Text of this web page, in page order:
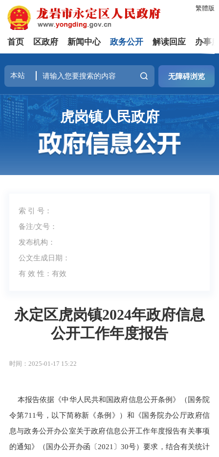
繁體版
首页 区政府 新闻中心 政务公开 解读回应 办事
无障碍浏览
<
虎岗镇人民政府
索 引 号：
备注/文号：
发布机构：
公文生成日期：
有 效 性： 有效
永定区虎岗镇2024年政府信息
公开工作年度报告
时间：2025-01-17 15:22
本报告依据《中华人民共和国政府信息公开条例》（国务院
令第711号，以下简称新《条例》）和《国务院办公厅政府信
息与政务公开办公室关于政府信息公开工作年度报告有关事项
的通知》（国办公开办函〔2021〕30号）要求，结合有关统计